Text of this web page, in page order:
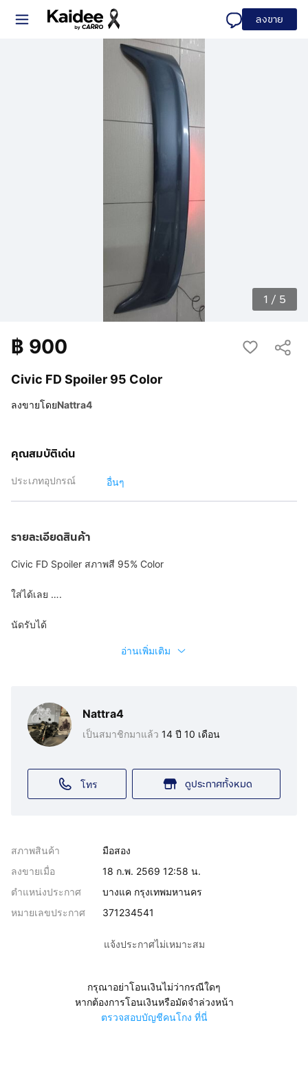
ลงขาย
1 / 5
Civic FD Spoiler 95 Color
฿ 900
ลงขายโดยNattra4
คุณสมบัติเด่น
ประเภทอุปกรณ์ อื่นๆ
รายละเอียดสินค้า
Civic FD Spoiler สภาพสี 95% Color
ใส่ได้เลย ….
นัดรับได้
อ่านเพิ่มเติม
Nattra4
เป็นสมาชิกมาแล้ว 14 ปี 10 เดือน
โทร ดูประกาศทั้งหมด
สภาพสินค้า
มือสอง
ลงขายเมื่อ
18 ก.พ. 2569 12:58 น.
ตำแหน่งประกาศ
บางแค กรุงเทพมหานคร
หมายเลขประกาศ
371234541
แจ้งประกาศไม่เหมาะสม
กรุณาอย่าโอนเงินไม่ว่ากรณีใดๆ
หากต้องการโอนเงินหรือมัดจำล่วงหน้า
ตรวจสอบบัญชีคนโกง ที่นี่